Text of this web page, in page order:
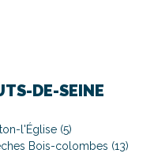
DE-SEINE
l'Église (5)
Bois-colombes (13)